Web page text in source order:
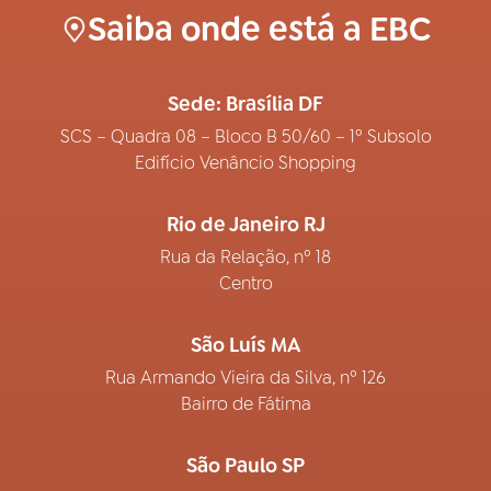
Saiba onde está a EBC
Sede: Brasília DF
SCS – Quadra 08 – Bloco B 50/60 – 1º Subsolo
Edifício Venâncio Shopping
Rio de Janeiro RJ
Rua da Relação, nº 18
Centro
São Luís MA
Rua Armando Vieira da Silva, nº 126
Bairro de Fátima
São Paulo SP